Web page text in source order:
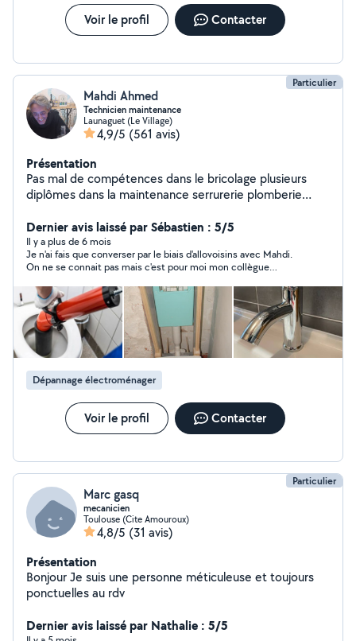
Voir le profil Contacter
Particulier
Mahdi Ahmed
Technicien maintenance
Launaguet (Le Village)
4,9/5 (561 avis)
Présentation
Pas mal de compétences dans le bricolage plusieurs
diplômes dans la maintenance serrurerie plomberie
nesiter pas a me connecter
Dernier avis laissé par Sébastien : 5/5
Il y a plus de 6 mois
Je n'ai fais que converser par le biais d'allovoisins avec Mahdi.
On ne se connait pas mais c'est pour moi mon collègue
qui n'était pas adéquat. J'ai été séduit par son profil. Je suis sur
allovoisins de puis 2019, et avec cette expérience, je pense
que Mahdi est un très bon voisin. Faites appel à lui.
Dépannage électroménager
Voir le profil Contacter
Particulier
Marc gasq
mecanicien
Toulouse (Cite Amouroux)
4,8/5 (31 avis)
Présentation
Bonjour Je suis une personne méticuleuse et toujours
ponctuelles au rdv
Dernier avis laissé par Nathalie : 5/5